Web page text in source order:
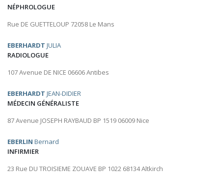
NÉPHROLOGUE
Rue DE GUETTELOUP 72058 Le Mans
EBERHARDT JULIA
RADIOLOGUE
107 Avenue DE NICE 06606 Antibes
EBERHARDT JEAN-DIDIER
MÉDECIN GÉNÉRALISTE
87 Avenue JOSEPH RAYBAUD BP 1519 06009 Nice
EBERLIN Bernard
INFIRMIER
23 Rue DU TROISIEME ZOUAVE BP 1022 68134 Altkirch